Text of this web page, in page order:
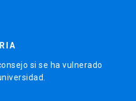
si se ha vulnerado